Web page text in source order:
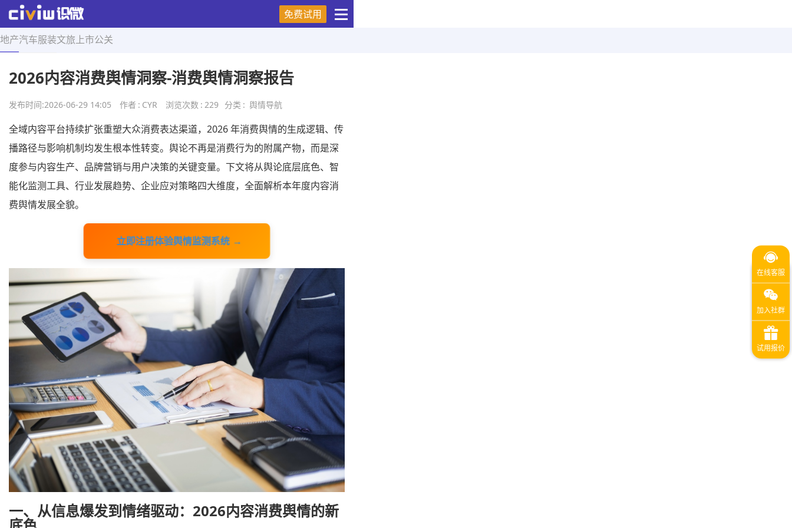
免费试用
地产汽车服装文旅 上市公关
首页 > 舆情导航 > 正文
2026内容消费舆情洞察-消费舆情洞察报告
发布时间:2026-06-29 14:05 作者 : CYR 浏览次数 : 229 分类 : 舆情导航
全域内容平台持续扩张重塑大众消费表达渠道，2026 年消费舆情的生成逻辑、传
播路径与影响机制均发生根本性转变。舆论不再是消费行为的附属产物，而是深
度参与内容生产、品牌营销与用户决策的关键变量。下文将从舆论底层底色、智
能化监测工具、行业发展趋势、企业应对策略四大维度，全面解析本年度内容消
费舆情发展全貌。
立即注册体验舆情监测系统 →
一、从信息爆发到情绪驱动：2026内容消费舆情的新